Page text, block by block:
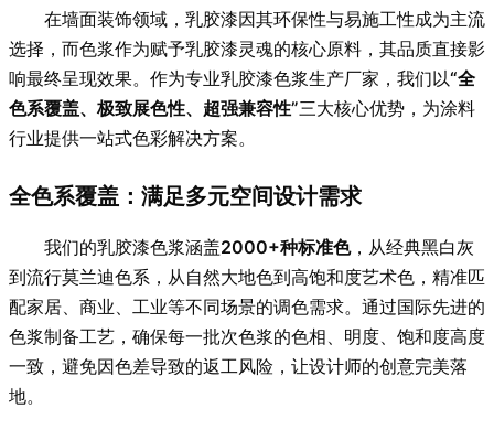
在墙面装饰领域，乳胶漆因其环保性与易施工性成为主流
选择，而色浆作为赋予乳胶漆灵魂的核心原料，其品质直接影
响最终呈现效果。作为专业乳胶漆色浆生产厂家，我们以“全
色系覆盖、极致展色性、超强兼容性”三大核心优势，为涂料
行业提供一站式色彩解决方案。
全色系覆盖：满足多元空间设计需求
我们的乳胶漆色浆涵盖2000+种标准色，从经典黑白灰
到流行莫兰迪色系，从自然大地色到高饱和度艺术色，精准匹
配家居、商业、工业等不同场景的调色需求。通过国际先进的
色浆制备工艺，确保每一批次色浆的色相、明度、饱和度高度
一致，避免因色差导致的返工风险，让设计师的创意完美落
地。